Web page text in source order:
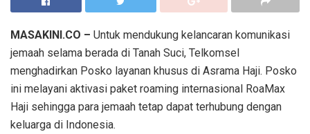
MASAKINI.CO – Untuk mendukung kelancaran komunikasi
jemaah selama berada di Tanah Suci, Telkomsel
menghadirkan Posko layanan khusus di Asrama Haji. Posko
ini melayani aktivasi paket roaming internasional RoaMax
Haji sehingga para jemaah tetap dapat terhubung dengan
keluarga di Indonesia.